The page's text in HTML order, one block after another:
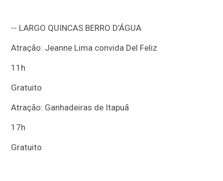
-- LARGO QUINCAS BERRO D’ÁGUA
Atração: Jeanne Lima convida Del Feliz
11h
Gratuito
Atração: Ganhadeiras de Itapuã
17h
Gratuito